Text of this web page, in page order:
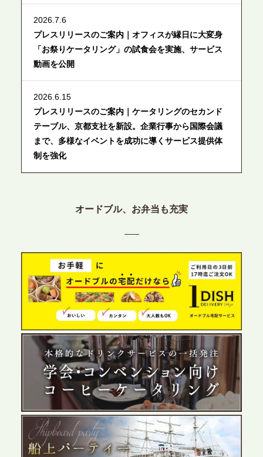
2026.7.6
プレスリリースのご案内｜オフィスが縁日に大変身
「お祭りケータリング」の試食会を実施、サービス
動画を公開
2026.6.15
プレスリリースのご案内｜ケータリングのセカンド
テーブル、京都支社を新設。企業行事から国際会議
まで、多様なイベントを成功に導くサービス提供体
制を強化
プレスリリースのご案内｜ケータリングのセカンド
目の展開で、拡大する出張パーティー・ケータリン
2026.6.4
プレスリリースのご案内｜夏の社内親睦が、配属後
の離職防止に。オフィスや会議室で縁日気分を味わ
う「お祭りケータリング」の提供を開始
2026.5.29
プレスリリースのご案内｜ケータリングのセカンド
テーブル、群馬前橋支社を設立。再開発やオフィス
展開が進む前橋エリアの企業ニーズに応え、高品質
なサービスで各種イベント・懇親会をサポート
2026.5.27
オードブル、お弁当も充実